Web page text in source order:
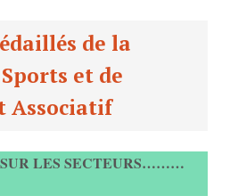
de la
et de
Associatif
SUR LES SECTEURS………